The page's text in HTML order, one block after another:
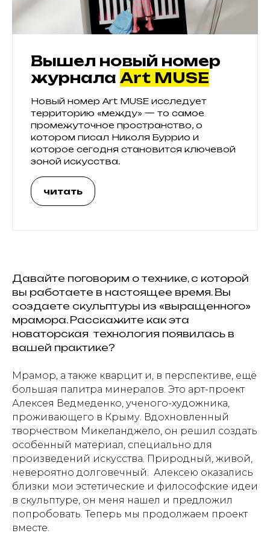
Вышел новый номер
журнала Art MUSE
Новый номер Art MUSE исследует
территорию «между» — то самое
промежуточное пространство, о
котором писал Николя Буррио и
которое сегодня становится ключевой
зоной искусства.
читать
Давайте поговорим о технике, с которой
вы работаете в настоящее время. Вы
создаете скульптуры из «выращенного»
мрамора. Расскажите как эта
новаторская технология появилась в
вашей практике?
Мрамор, а также кварцит и, в перспективе, ещё
большая палитра минералов. Это арт-проект
Алексея Ведмеденко, ученого-художника,
проживающего в Крыму. Вдохновленный
творчеством Микеланджело, он решил создать
особенный материал, специально для
произведений искусства. Природный, живой,
невероятно долговечный. Алексею оказались
близки мои эстетические и философские идеи
в скульптуре, он меня нашел и предложил
попробовать. Теперь мы продолжаем проект
вместе.